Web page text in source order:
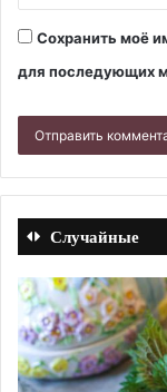
Сохранить моё
для последующих
Случайные
Пюре
из
красной
фасоли
с